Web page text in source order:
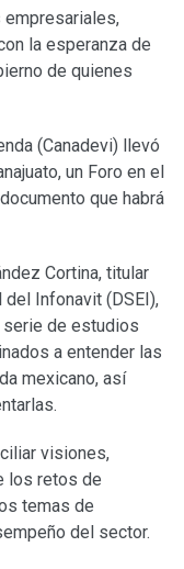
la esperanza de
de quienes
(Canadevi) llevó
un Foro en el
que habrá
Cortina, titular
Infonavit (DSEI),
serie de estudios
a entender las
mexicano, así
visiones,
los retos de
temas de
del sector.